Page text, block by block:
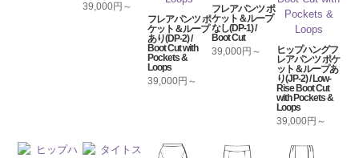
39,000円～
フレアパンツ ポ
ケット＆ループ
あり(DP-2) /
Boot Cut with
Pockets &
Loops
39,000円～
フレアパンツ ポ
ケット＆ループ
なし(DP-1) /
Boot Cut
39,000円～
ヒップハングフ
レアパンツ ポケ
ット＆ループあ
り(JP-2) / Low-
Rise Boot Cut
with Pockets &
Loops
39,000円～